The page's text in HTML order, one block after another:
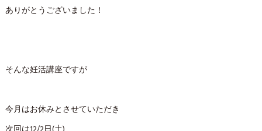
ありがとうございました！
そんな妊活講座ですが
今月はお休みとさせていただき